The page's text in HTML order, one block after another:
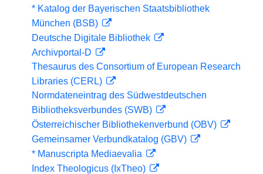
* Katalog der Bayerischen Staatsbibliothek
München (BSB)
Deutsche Digitale Bibliothek
Archivportal-D
Thesaurus des Consortium of European Research
Libraries (CERL)
Normdateneintrag des Südwestdeutschen
Bibliotheksverbundes (SWB)
Österreichischer Bibliothekenverbund (OBV)
Gemeinsamer Verbundkatalog (GBV)
* Manuscripta Mediaevalia
Index Theologicus (IxTheo)